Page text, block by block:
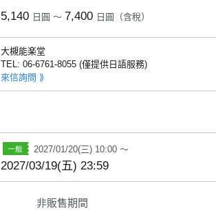
5,140 日圓 ～ 7,400 日圓（含稅）
大槻能楽堂
TEL: 06-6761-8055 (僅提供日語服務)
來信詢問 ⟫
2027/01/20(三) 10:00 ～
2027/03/19(五) 23:59
非販售期間